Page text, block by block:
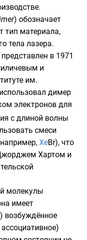
.
) обозначает
тип материала,
тела лазера.
в 1971
и
им.
димер
электронов для
с длиной волны
смеси
XeBr), что
Хартом и
молекулы
имеет
возбуждённое